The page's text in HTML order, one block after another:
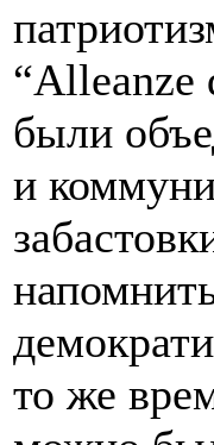
“Alleanze
были
и
то же